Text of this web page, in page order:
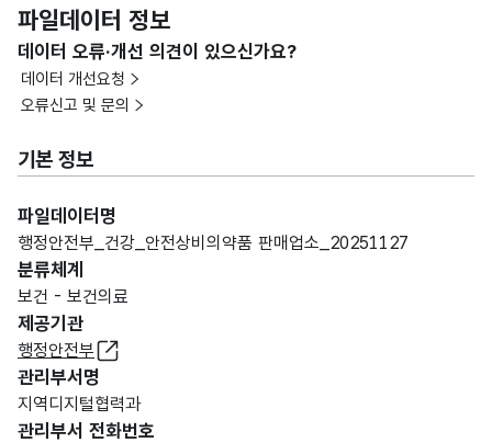
파일데이터 정보
데이터 오류·개선 의견이 있으신가요?
데이터 개선요청
오류신고 및 문의
기본 정보
파일데이터명
행정안전부_건강_안전상비의약품 판매업소_20251127
분류체계
보건 - 보건의료
제공기관
행정안전부
관리부서명
지역디지털협력과
관리부서 전화번호